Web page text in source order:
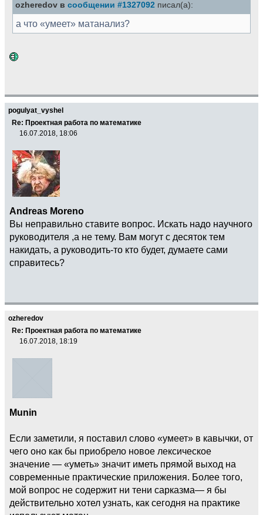
ozheredov в сообщении #1327092 писал(а):
а что «умеет» матанализ?
pogulyat_vyshel
Re: Проектная работа по математике
16.07.2018, 18:06
Andreas Moreno
Вы неправильно ставите вопрос. Искать надо научного
руководителя ,а не тему. Вам могут с десяток тем
накидать, а руководить-то кто будет, думаете cами
справитесь?
ozheredov
Re: Проектная работа по математике
16.07.2018, 18:19
Munin
Если заметили, я поставил слово «умеет» в кавычки, от
чего оно как бы приобрело новое лексическое
значение — «уметь» значит иметь прямой выход на
современные практические приложения. Более того,
мой вопрос не содержит ни тени сарказма— я бы
действительно хотел узнать, как сегодня на практике